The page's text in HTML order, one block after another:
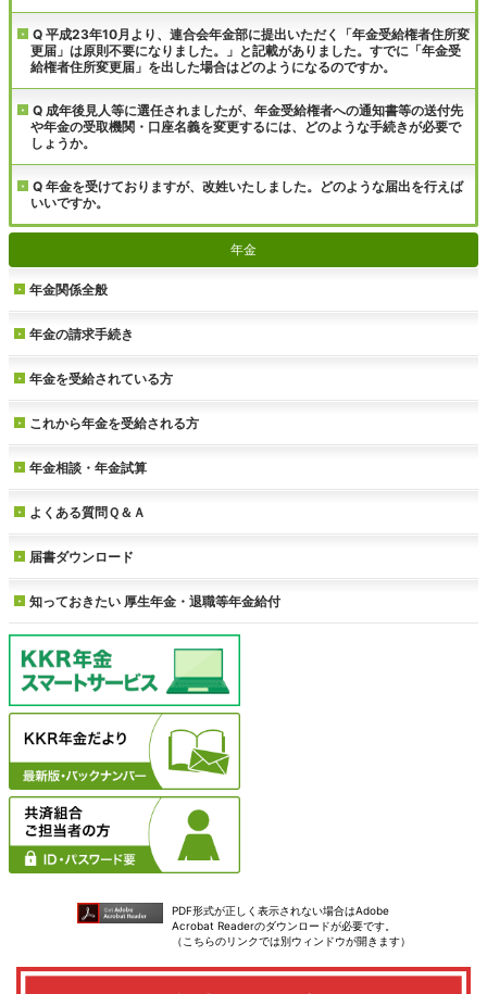
Q 平成23年10月より、連合会年金部に提出いただく「年金受給権者住所変
更届」は原則不要になりました。」と記載がありました。すでに「年金受
給権者住所変更届」を出した場合はどのようになるのですか。
Q 成年後見人等に選任されましたが、年金受給権者への通知書等の送付先
や年金の受取機関・口座名義を変更するには、どのような手続きが必要で
しょうか。
Q 年金を受けておりますが、改姓いたしました。どのような届出を行えば
いいですか。
年金
年金関係全般
年金の請求手続き
年金を受給されている方
これから年金を受給される方
年金相談・年金試算
よくある質問Ｑ＆Ａ
届書ダウンロード
知っておきたい 厚生年金・退職等年金給付
PDF形式が正しく表示されない場合はAdobe
Acrobat Readerのダウンロードが必要です。
（こちらのリンクでは別ウィンドウが開きます）